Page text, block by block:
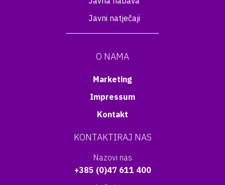
Javni natječaji
O NAMA
Marketing
Impressum
Kontakt
KONTAKTIRAJ NAS
Nazovi nas
+385 (0)47 611 400